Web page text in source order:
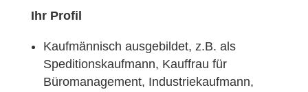
Ihr Profil
Kaufmännisch ausgebildet, z.B. als
Speditionskaufmann, Kauffrau für
Büromanagement, Industriekaufmann,